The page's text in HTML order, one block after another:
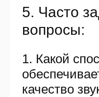
5. Часто
вопросы:
1. Какой
качество